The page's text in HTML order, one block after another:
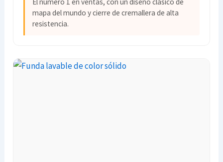
mapa del mundo y cierre de cremallera de alta
resistencia.